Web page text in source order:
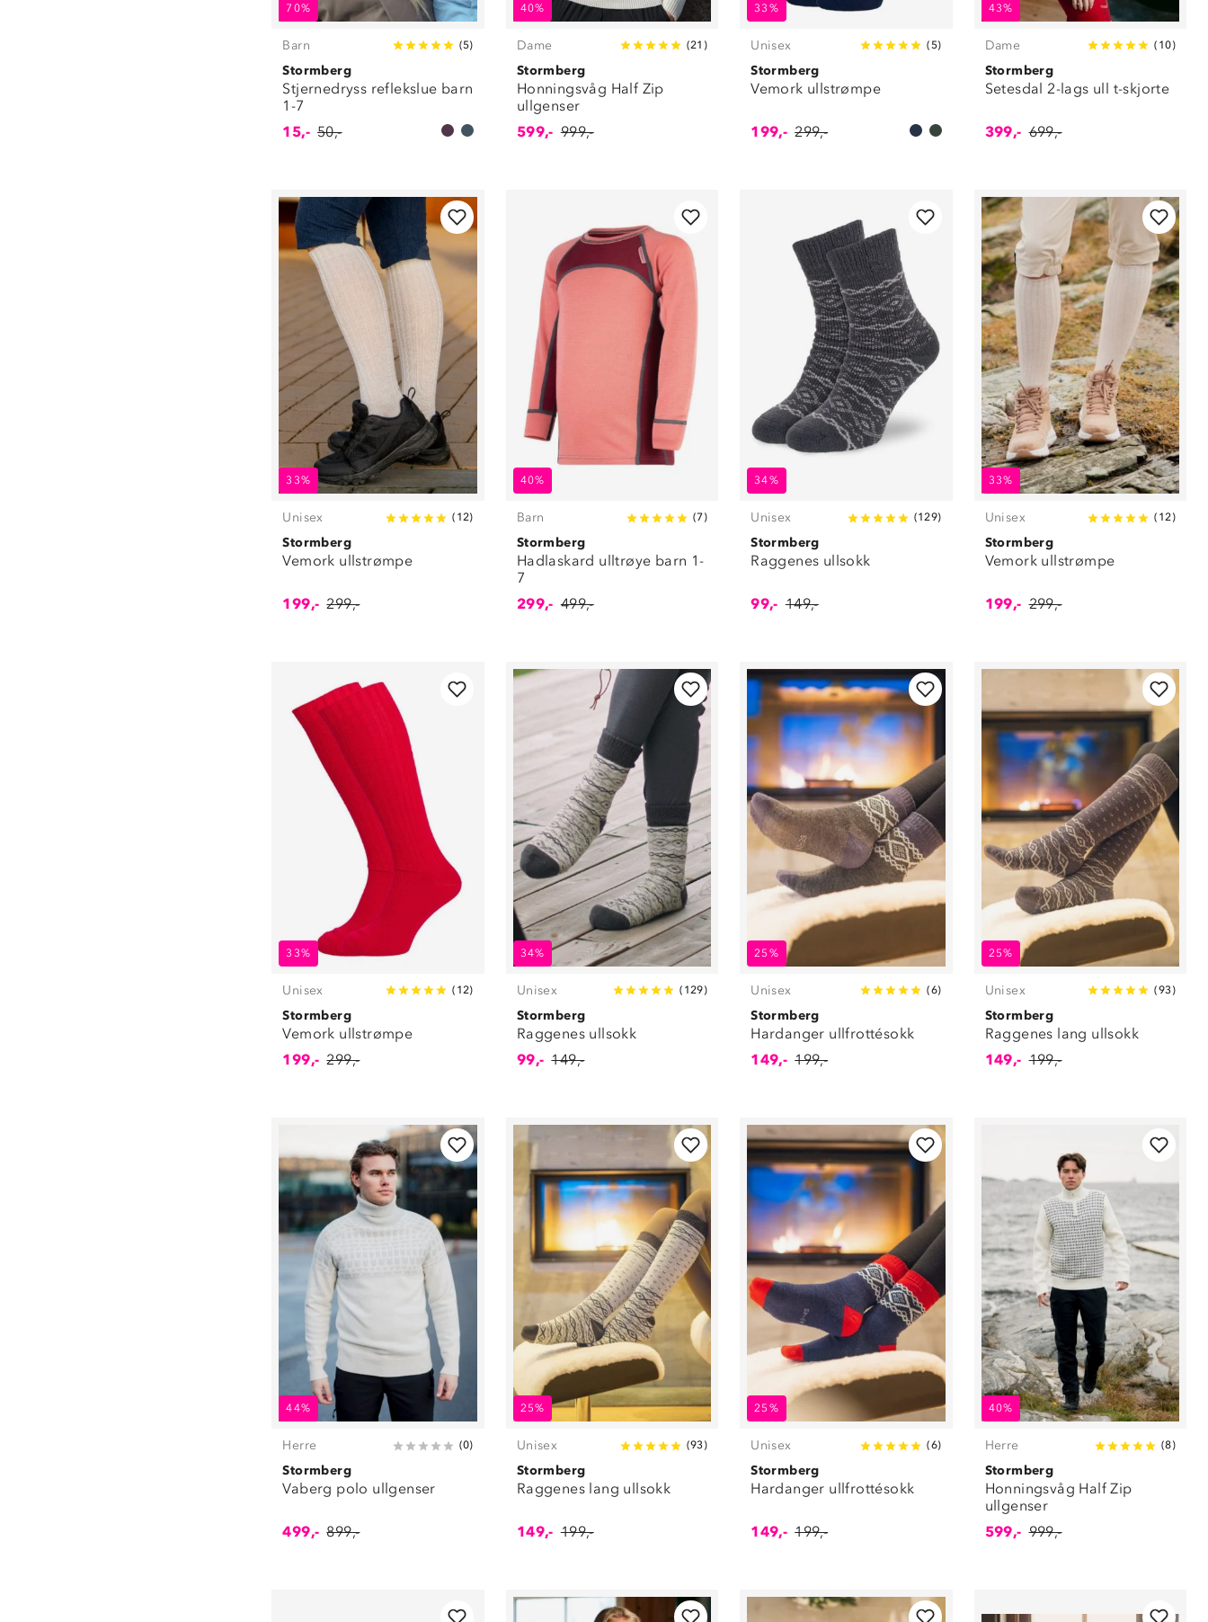
70%
Barn (5)
Stormberg
Stjernedryss reflekslue barn
1-7
15,- 50,-
40%
Dame (21 )
Stormberg
Honningsvåg Half Zip
ullgenser
599,- 999,-
33%
Unisex (5)
Stormberg
Vemork ullstrømpe
199,- 299,-
43%
Dame ( 10)
Stormberg
Setesdal 2-lags ull t-skjorte
399,- 699,-
33%
Unisex ( 12)
Stormberg
Vemork ullstrømpe
199,- 299,-
40%
Barn (7)
Stormberg
Hadlaskard ulltrøye barn 1-
7
299,- 499,-
34%
Unisex (129)
Stormberg
Raggenes ullsokk
99,- 149,-
33%
Unisex ( 12)
Stormberg
Vemork ullstrømpe
199,- 299,-
33%
Unisex ( 12)
Stormberg
Vemork ullstrømpe
199,- 299,-
34%
Unisex ( 129)
Stormberg
Raggenes ullsokk
99,- 149,-
25%
Unisex (6)
Stormberg
Hardanger ullfrottésokk
149,- 199,-
25%
Unisex (93)
Stormberg
Raggenes lang ullsokk
149,- 199,-
44%
Herre (0)
Stormberg
Vaberg polo ullgenser
499,- 899,-
25%
Unisex (93)
Stormberg
Raggenes lang ullsokk
149,- 199,-
25%
Unisex (6)
Stormberg
Hardanger ullfrottésokk
149,- 199,-
40%
Herre (8)
Stormberg
Honningsvåg Half Zip
ullgenser
599,- 999,-